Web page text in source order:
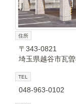
住所
〒343-0821
埼玉県越谷市瓦
TEL
048-963-0102